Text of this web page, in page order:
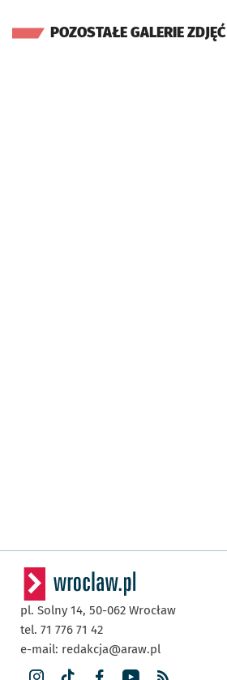
POZOSTAŁE GALERIE ZDJĘĆ
pl. Solny 14, 50-062 Wrocław
tel. 71 776 71 42
e-mail: redakcja@araw.pl